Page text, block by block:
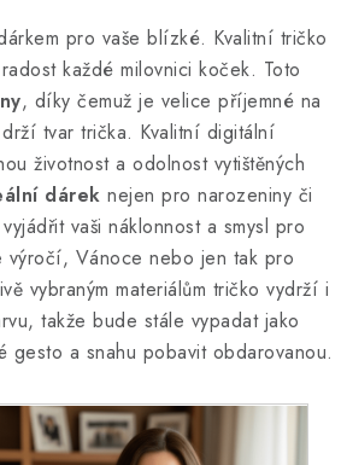
pro vaše blízké. Kvalitní tričko
každé milovnici koček. Toto
, díky čemuž je velice příjemné na
tvar trička. Kvalitní digitální
životnost a odolnost vytištěných
dárek nejen pro narozeniny či
vaši náklonnost a smysl pro
výročí, Vánoce nebo jen tak pro
vybraným materiálům tričko vydrží i
takže bude stále vypadat jako
a snahu pobavit obdarovanou.